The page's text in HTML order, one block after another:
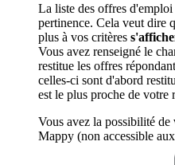
La liste des offres d'emploi
pertinence. Cela veut dire
plus à vos critères
Vous avez renseigné le
restitue les offres
celles-ci sont d'abord
est le plus proche de votre
Vous avez la possibilité
Mappy (non accessible